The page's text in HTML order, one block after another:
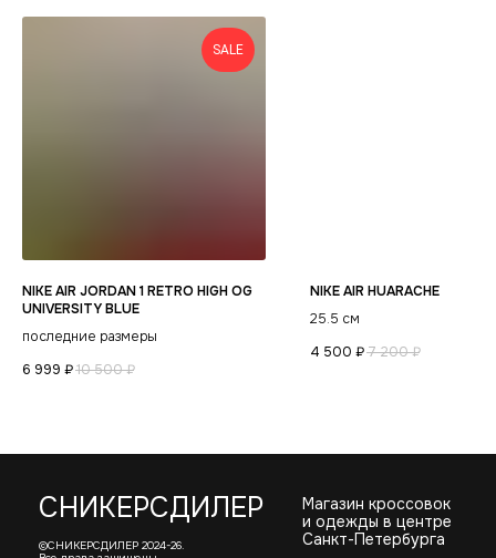
SALE
NIKE AIR JORDAN 1 RETRO HIGH OG
UNIVERSITY BLUE
последние размеры
6 999 ₽10 500₽
NIKE AIR HUARACHE
25.5 см
4 500 ₽7 200₽
Ответы на часто задаваемые вопросы
Виды качества товаров